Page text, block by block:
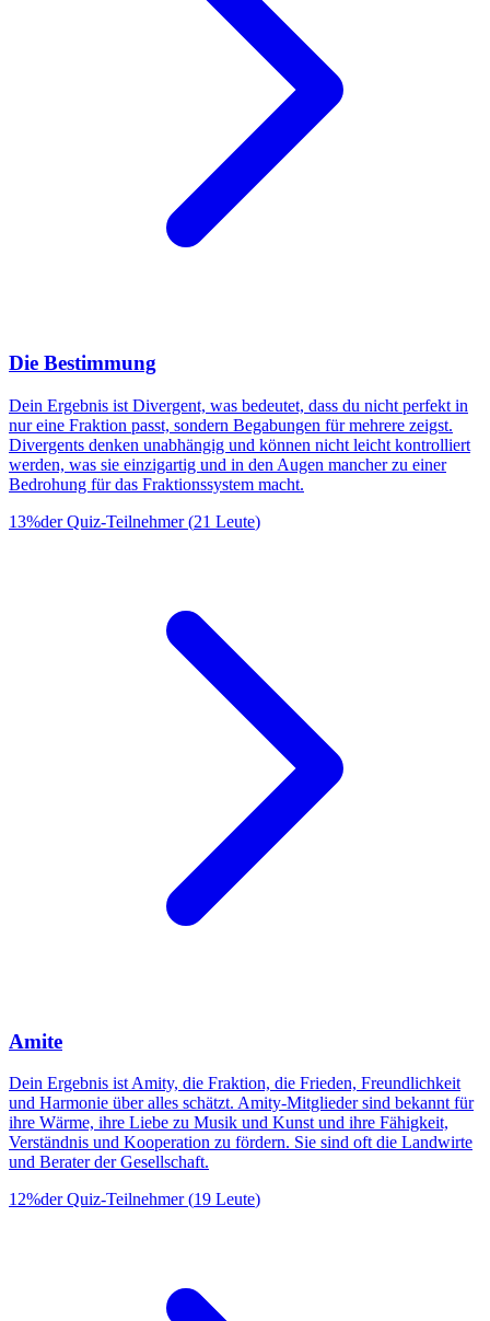
Die Bestimmung
Dein Ergebnis ist Divergent, was bedeutet, dass du nicht perfekt in
nur eine Fraktion passt, sondern Begabungen für mehrere zeigst.
Divergents denken unabhängig und können nicht leicht kontrolliert
werden, was sie einzigartig und in den Augen mancher zu einer
Bedrohung für das Fraktionssystem macht.
13%der Quiz-Teilnehmer(21 Leute)
Amite
Dein Ergebnis ist Amity, die Fraktion, die Frieden, Freundlichkeit
und Harmonie über alles schätzt. Amity-Mitglieder sind bekannt für
ihre Wärme, ihre Liebe zu Musik und Kunst und ihre Fähigkeit,
Verständnis und Kooperation zu fördern. Sie sind oft die Landwirte
und Berater der Gesellschaft.
12%der Quiz-Teilnehmer(19 Leute)